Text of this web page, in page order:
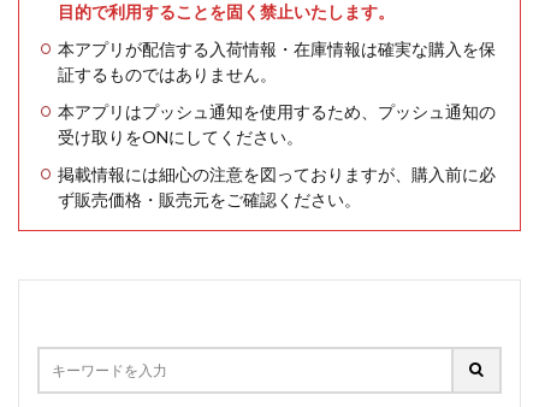
目的で利用することを固く禁止いたします。
本アプリが配信する入荷情報・在庫情報は確実な購入を保
証するものではありません。
本アプリはプッシュ通知を使用するため、プッシュ通知の
受け取りをONにしてください。
掲載情報には細心の注意を図っておりますが、購入前に必
ず販売価格・販売元をご確認ください。